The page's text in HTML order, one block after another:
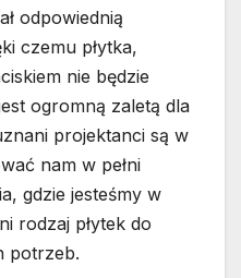
odpowiednią
czemu płytka,
nie będzie
ogromną zaletą dla
projektanci są w
nam w pełni
gdzie jesteśmy w
rodzaj płytek do
potrzeb.